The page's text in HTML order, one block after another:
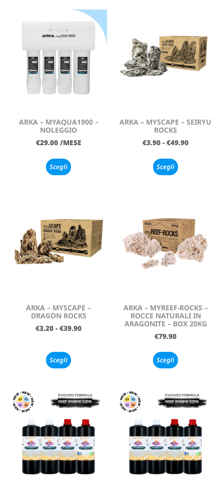
ARKA – MYAQUA1900 –
NOLEGGIO
€29.00 /MESE
Scegli
ARKA – MYSCAPE – SEIRYU
ROCKS
€3.90 - €49.90
Scegli
ARKA – MYSCAPE –
DRAGON ROCKS
€3.20 - €39.90
Scegli
ARKA – MYREEF-ROCKS –
ROCCE NATURALI IN
ARAGONITE – BOX 20KG
€79.90
Scegli